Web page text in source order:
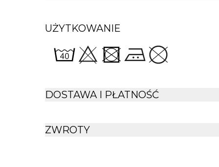
UŻYTKOWANIE
DOSTAWA I PŁATNOŚĆ
ZWROTY